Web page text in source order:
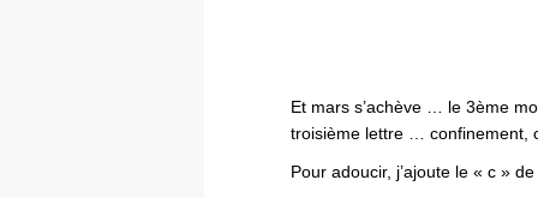
Et mars s’achève … le 3ème
troisième lettre … confinement,
Pour adoucir, j’ajoute le « c »